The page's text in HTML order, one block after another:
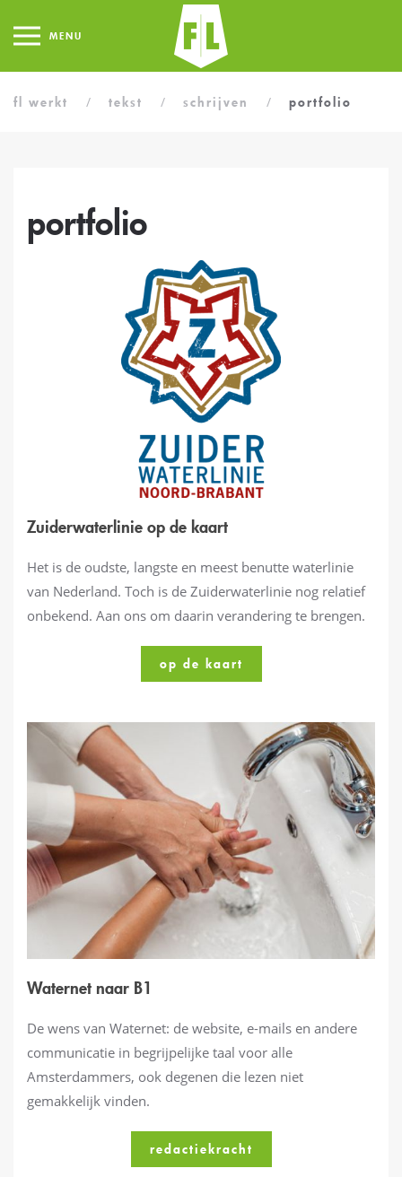
MENU
fl werkt tekst schrijven portfolio
portfolio
Zuiderwaterlinie op de kaart
Het is de oudste, langste en meest benutte waterlinie
van Nederland. Toch is de Zuiderwaterlinie nog relatief
onbekend. Aan ons om daarin verandering te brengen.
op de kaart
Waternet naar B1
De wens van Waternet: de website, e-mails en andere
communicatie in begrijpelijke taal voor alle
Amsterdammers, ook degenen die lezen niet
gemakkelijk vinden.
redactiekracht